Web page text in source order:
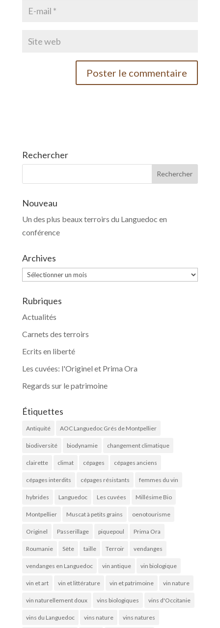
Rechercher
Nouveau
Un des plus beaux terroirs du Languedoc en
conférence
Archives
Archives
Rubriques
Actualités
Carnets des terroirs
Ecrits en liberté
Les cuvées: l'Originel et Prima Ora
Regards sur le patrimoine
Étiquettes
Antiquité AOC Languedoc Grés de Montpellier
biodiversité biodynamie changement climatique
clairette climat cépages cépages anciens
cépages interdits cépages résistants femmes du vin
hybrides Languedoc Les cuvées Millésime Bio
Montpellier Muscat à petits grains oenotourisme
Originel Passerillage piquepoul Prima Ora
Roumanie Sète taille Terroir vendanges
vendanges en Languedoc vin antique vin biologique
vin et art vin et littérature vin et patrimoine vin nature
vin naturellement doux vins biologiques vins d'Occitanie
vins du Languedoc vins nature vins natures